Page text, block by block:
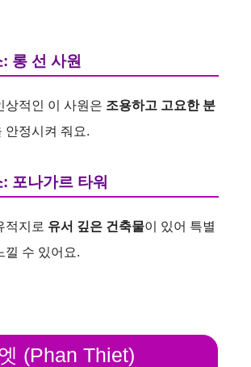
롱 선 사원
상적인 이 사원은 조용하고 고요한 분
안정시켜 줘요.
포나가르 타워
적지로 유서 깊은 건축물이 있어 특별
낄 수 있어요.
(Phan Thiet)